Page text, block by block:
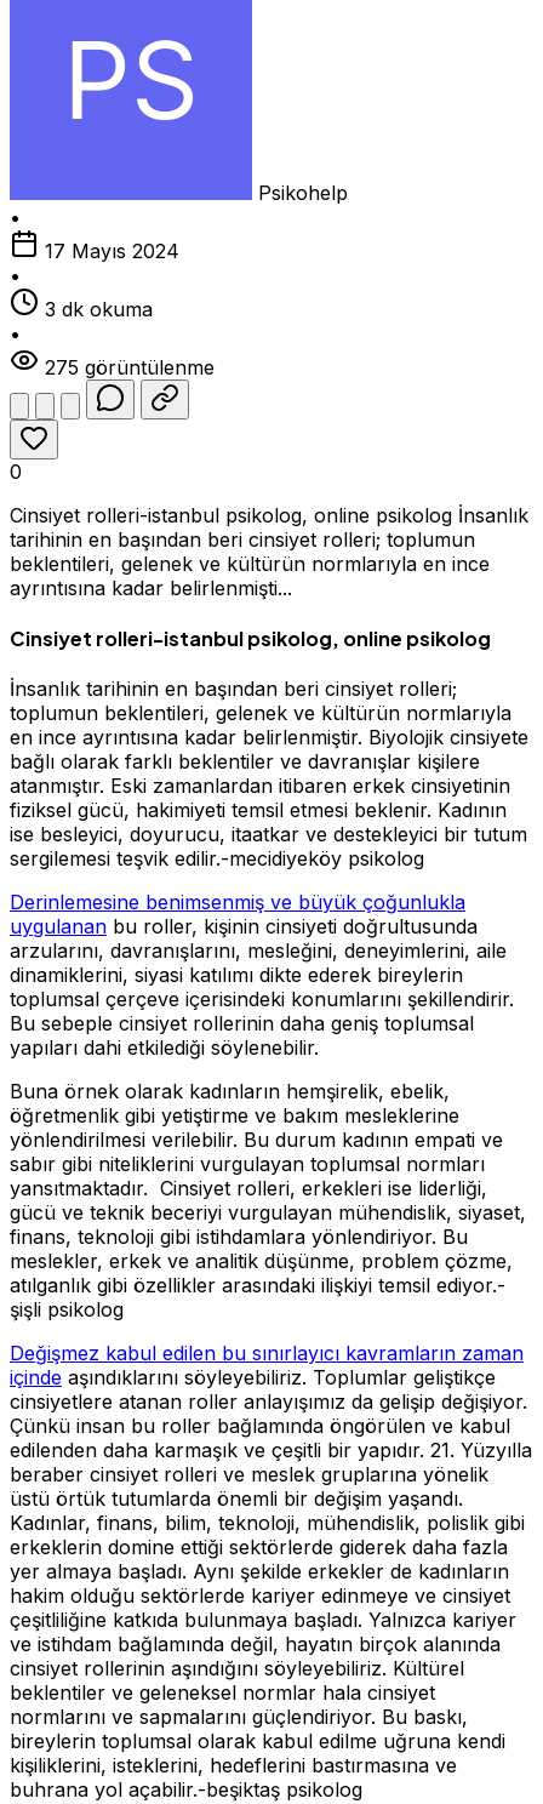
Psikohelp
•
17 Mayıs 2024
•
3 dk okuma
•
275 görüntülenme
0
Cinsiyet rolleri-istanbul psikolog, online psikolog İnsanlık
tarihinin en başından beri cinsiyet rolleri; toplumun
beklentileri, gelenek ve kültürün normlarıyla en ince
ayrıntısına kadar belirlenmişti...
Cinsiyet rolleri-istanbul psikolog, online psikolog
İnsanlık tarihinin en başından beri cinsiyet rolleri;
toplumun beklentileri, gelenek ve kültürün normlarıyla
en ince ayrıntısına kadar belirlenmiştir. Biyolojik cinsiyete
bağlı olarak farklı beklentiler ve davranışlar kişilere
atanmıştır. Eski zamanlardan itibaren erkek cinsiyetinin
fiziksel gücü, hakimiyeti temsil etmesi beklenir. Kadının
ise besleyici, doyurucu, itaatkar ve destekleyici bir tutum
sergilemesi teşvik edilir.-mecidiyeköy psikolog
Derinlemesine benimsenmiş ve büyük çoğunlukla
uygulanan bu roller, kişinin cinsiyeti doğrultusunda
arzularını, davranışlarını, mesleğini, deneyimlerini, aile
dinamiklerini, siyasi katılımı dikte ederek bireylerin
toplumsal çerçeve içerisindeki konumlarını şekillendirir.
Bu sebeple cinsiyet rollerinin daha geniş toplumsal
yapıları dahi etkilediği söylenebilir.
Buna örnek olarak kadınların hemşirelik, ebelik,
öğretmenlik gibi yetiştirme ve bakım mesleklerine
yönlendirilmesi verilebilir. Bu durum kadının empati ve
sabır gibi niteliklerini vurgulayan toplumsal normları
yansıtmaktadır. Cinsiyet rolleri, erkekleri ise liderliği,
gücü ve teknik beceriyi vurgulayan mühendislik, siyaset,
finans, teknoloji gibi istihdamlara yönlendiriyor. Bu
meslekler, erkek ve analitik düşünme, problem çözme,
atılganlık gibi özellikler arasındaki ilişkiyi temsil ediyor.-
şişli psikolog
Değişmez kabul edilen bu sınırlayıcı kavramların zaman
içinde aşındıklarını söyleyebiliriz. Toplumlar geliştikçe
cinsiyetlere atanan roller anlayışımız da gelişip değişiyor.
Çünkü insan bu roller bağlamında öngörülen ve kabul
edilenden daha karmaşık ve çeşitli bir yapıdır. 21. Yüzyılla
beraber cinsiyet rolleri ve meslek gruplarına yönelik
üstü örtük tutumlarda önemli bir değişim yaşandı.
Kadınlar, finans, bilim, teknoloji, mühendislik, polislik gibi
erkeklerin domine ettiği sektörlerde giderek daha fazla
yer almaya başladı. Aynı şekilde erkekler de kadınların
hakim olduğu sektörlerde kariyer edinmeye ve cinsiyet
çeşitliliğine katkıda bulunmaya başladı. Yalnızca kariyer
ve istihdam bağlamında değil, hayatın birçok alanında
cinsiyet rollerinin aşındığını söyleyebiliriz. Kültürel
beklentiler ve geleneksel normlar hala cinsiyet
normlarını ve sapmalarını güçlendiriyor. Bu baskı,
bireylerin toplumsal olarak kabul edilme uğruna kendi
kişiliklerini, isteklerini, hedeflerini bastırmasına ve
buhrana yol açabilir.-beşiktaş psikolog